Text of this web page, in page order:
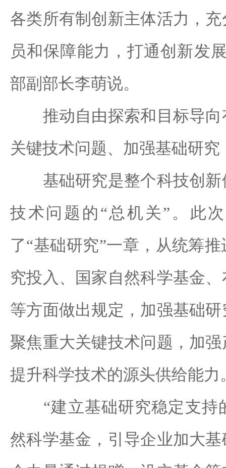
各类所有制创新主体活力，
员和保障能力，打通创新发
部副部长李萌说。
推动自由探索和目标导向
关键技术问题、加强基础研究
基础研究是整个科技创新
技术问题的“总机关”。此
了“基础研究”一章，从统筹
究投入、国家自然科学基金
等方面做出规定，加强基础
聚焦重大关键技术问题，加
提升科学技术的源头供给能力
“建立基础研究稳定支持
然科学基金，引导企业加大